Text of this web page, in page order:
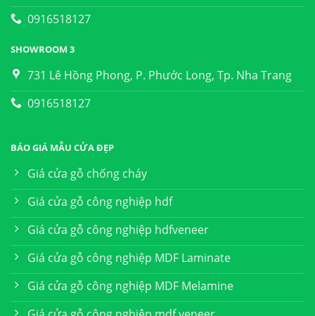
0916518127
SHOWROOM 3
731 Lê Hồng Phong, P. Phước Long, Tp. Nha Trang
0916518127
BÁO GIÁ MẪU CỬA ĐẸP
Giá cửa gỗ chống cháy
Giá cửa gỗ công nghiệp hdf
Giá cửa gỗ công nghiệp hdfveneer
Giá cửa gỗ công nghiệp MDF Laminate
Giá cửa gỗ công nghiệp MDF Melamine